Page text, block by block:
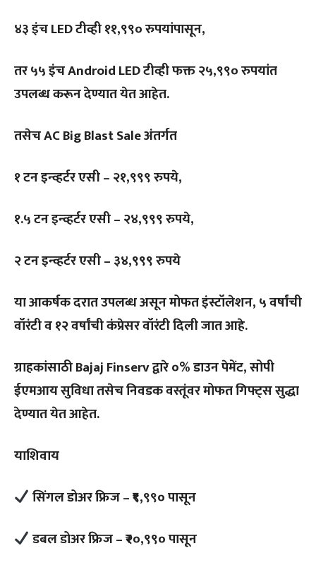
४३ इंच LED टीव्ही ११,९९० रुपयांपासून,
तर ५५ इंच Android LED टीव्ही फक्त २५,९९० रुपयांत
उपलब्ध करून देण्यात येत आहेत.
तसेच AC Big Blast Sale अंतर्गत
१ टन इन्व्हर्टर एसी – २१,९९९ रुपये,
१.५ टन इन्व्हर्टर एसी – २४,९९९ रुपये,
२ टन इन्व्हर्टर एसी – ३४,९९९ रुपये
या आकर्षक दरात उपलब्ध असून मोफत इंस्टॉलेशन, ५ वर्षांची
वॉरंटी व १२ वर्षांची कंप्रेसर वॉरंटी दिली जात आहे.
ग्राहकांसाठी Bajaj Finserv द्वारे ०% डाउन पेमेंट, सोपी
ईएमआय सुविधा तसेच निवडक वस्तूंवर मोफत गिफ्ट्स सुद्धा
देण्यात येत आहेत.
याशिवाय
सिंगल डोअर फ्रिज – ₹९,९९० पासून
डबल डोअर फ्रिज – ₹२०,९९० पासून